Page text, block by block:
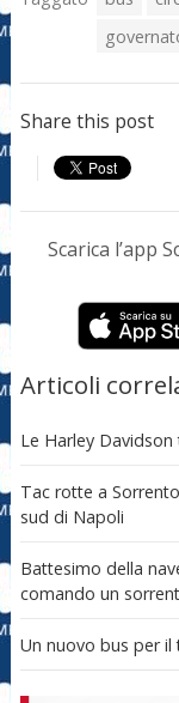
Share this post
Scarica l’app
Articoli
Le Harley
Tac rotte a
sud di Napoli
Battesimo della
comando un
Un nuovo bus per